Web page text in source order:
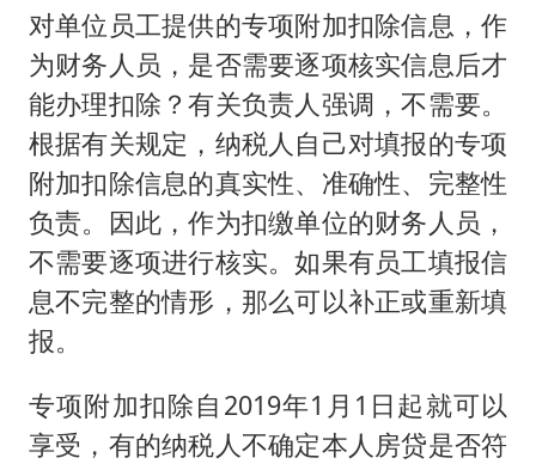
对单位员工提供的专项附加扣除信息，作
为财务人员，是否需要逐项核实信息后才
能办理扣除？有关负责人强调，不需要。
根据有关规定，纳税人自己对填报的专项
附加扣除信息的真实性、准确性、完整性
负责。因此，作为扣缴单位的财务人员，
不需要逐项进行核实。如果有员工填报信
息不完整的情形，那么可以补正或重新填
报。
专项附加扣除自2019年1月1日起就可以
享受，有的纳税人不确定本人房贷是否符